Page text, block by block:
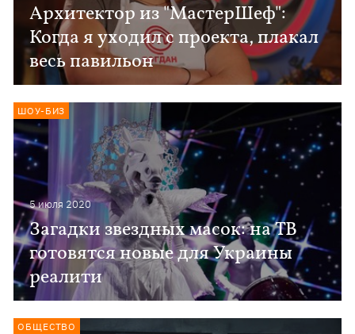
Архитектор из "МастерШеф":
Когда я уходил с проекта, плакал
весь павильон
5 июля 2020
Загадки звездных масок: на ТВ
готовятся новые для Украины
реалити
ШОУ-БИЗ
ОБЩЕСТВО